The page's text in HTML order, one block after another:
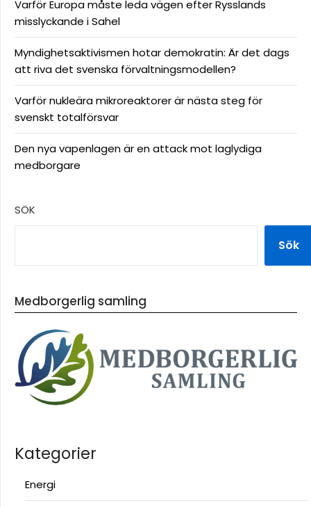
Varför Europa måste leda vägen efter Rysslands
misslyckande i Sahel
Myndighetsaktivismen hotar demokratin: Är det dags
att riva det svenska förvaltningsmodellen?
Varför nukleära mikroreaktorer är nästa steg för
svenskt totalförsvar
Den nya vapenlagen är en attack mot laglydiga
medborgare
SÖK
Sök
Medborgerlig samling
Kategorier
Energi